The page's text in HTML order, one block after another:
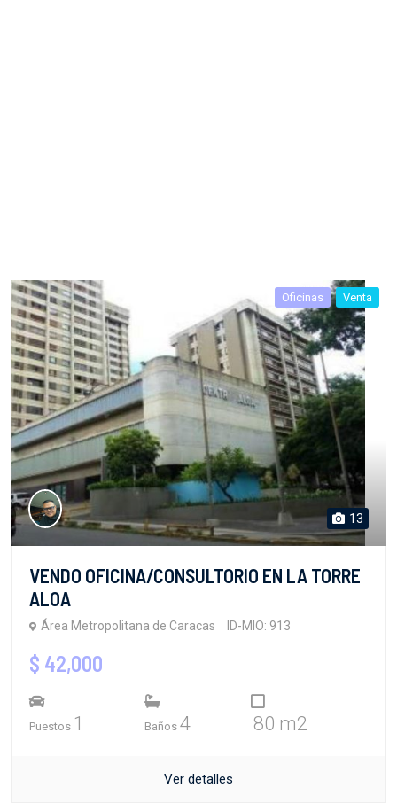
Oficinas Venta
13
VENDO OFICINA/CONSULTORIO EN LA TORRE
ALOA
Área Metropolitana de Caracas ID-MIO: 913
$ 42,000
Puestos 1 Baños 4 80 m2
Ver detalles